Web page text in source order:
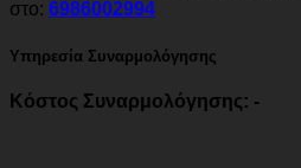
στο: 6986002994
Υπηρεσία Συναρμολόγησης
Κόστος Συναρμολόγησης: -